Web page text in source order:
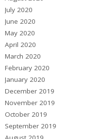
July 2020
June 2020
May 2020
April 2020
March 2020
February 2020
January 2020
December 2019
November 2019
October 2019
September 2019